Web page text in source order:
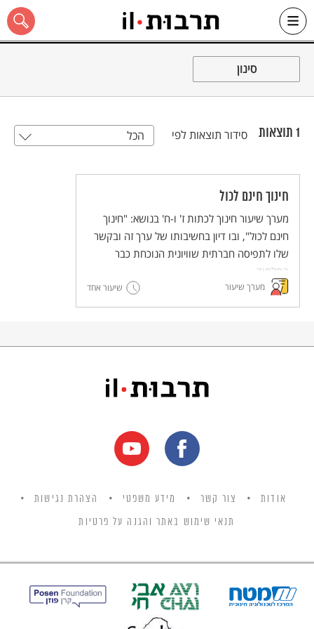
Skip
כל האתר
סינון
1 תוצאות סידור תוצאות לפי הכל
חינוך חינם לכול
מערך שיעור חינוך לכתות ז' ו-ח' בנושא: "חינוך
חינם לכול", ובו דיון בחשיבותו של ערך זה ובקשר
שלו לתפיסה חברתית שוויונית הנוכחת כבר
בתלמוד.
מערך שיעור שיעור אחד
אודות צור קשר מידע משפטי הצהרת נגישות
תנאי שימוש באתר והגנה על פרטיות